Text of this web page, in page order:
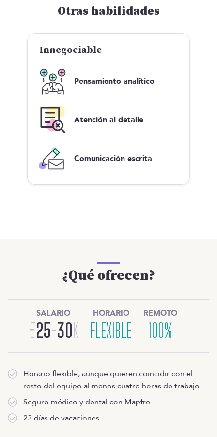
Otras habilidades
Innegociable
Pensamiento analítico
Atención al detalle
Comunicación escrita
¿Qué ofrecen?
SALARIO
€25-30K
HORARIO
FLEXIBLE
REMOTO
100%
Horario flexible, aunque quieren coincidir con el
resto del equipo al menos cuatro horas de trabajo.
Seguro médico y dental con Mapfre
23 días de vacaciones